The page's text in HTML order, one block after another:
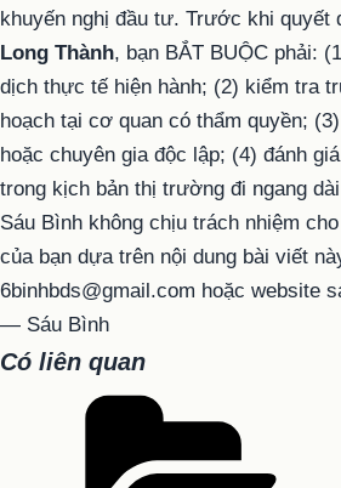
khuyến nghị đầu tư. Trước khi quyết
Long Thành, bạn BẮT BUỘC phải:
dịch thực tế hiện hành; (2) kiểm tra
hoạch tại cơ quan có thẩm quyền;
hoặc chuyên gia độc lập; (4) đánh
trong kịch bản thị trường đi ngang
Sáu Bình không chịu trách nhiệm
của bạn dựa trên nội dung bài viết
6binhbds@gmail.com hoặc website
— Sáu Bình
Có liên quan